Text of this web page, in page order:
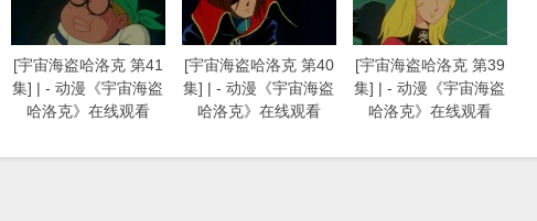
[宇宙海盗哈洛克 第41
集] | - 动漫《宇宙海盗
哈洛克》在线观看
[宇宙海盗哈洛克 第40
集] | - 动漫《宇宙海盗
哈洛克》在线观看
[宇宙海盗哈洛克 第39
集] | - 动漫《宇宙海盗
哈洛克》在线观看